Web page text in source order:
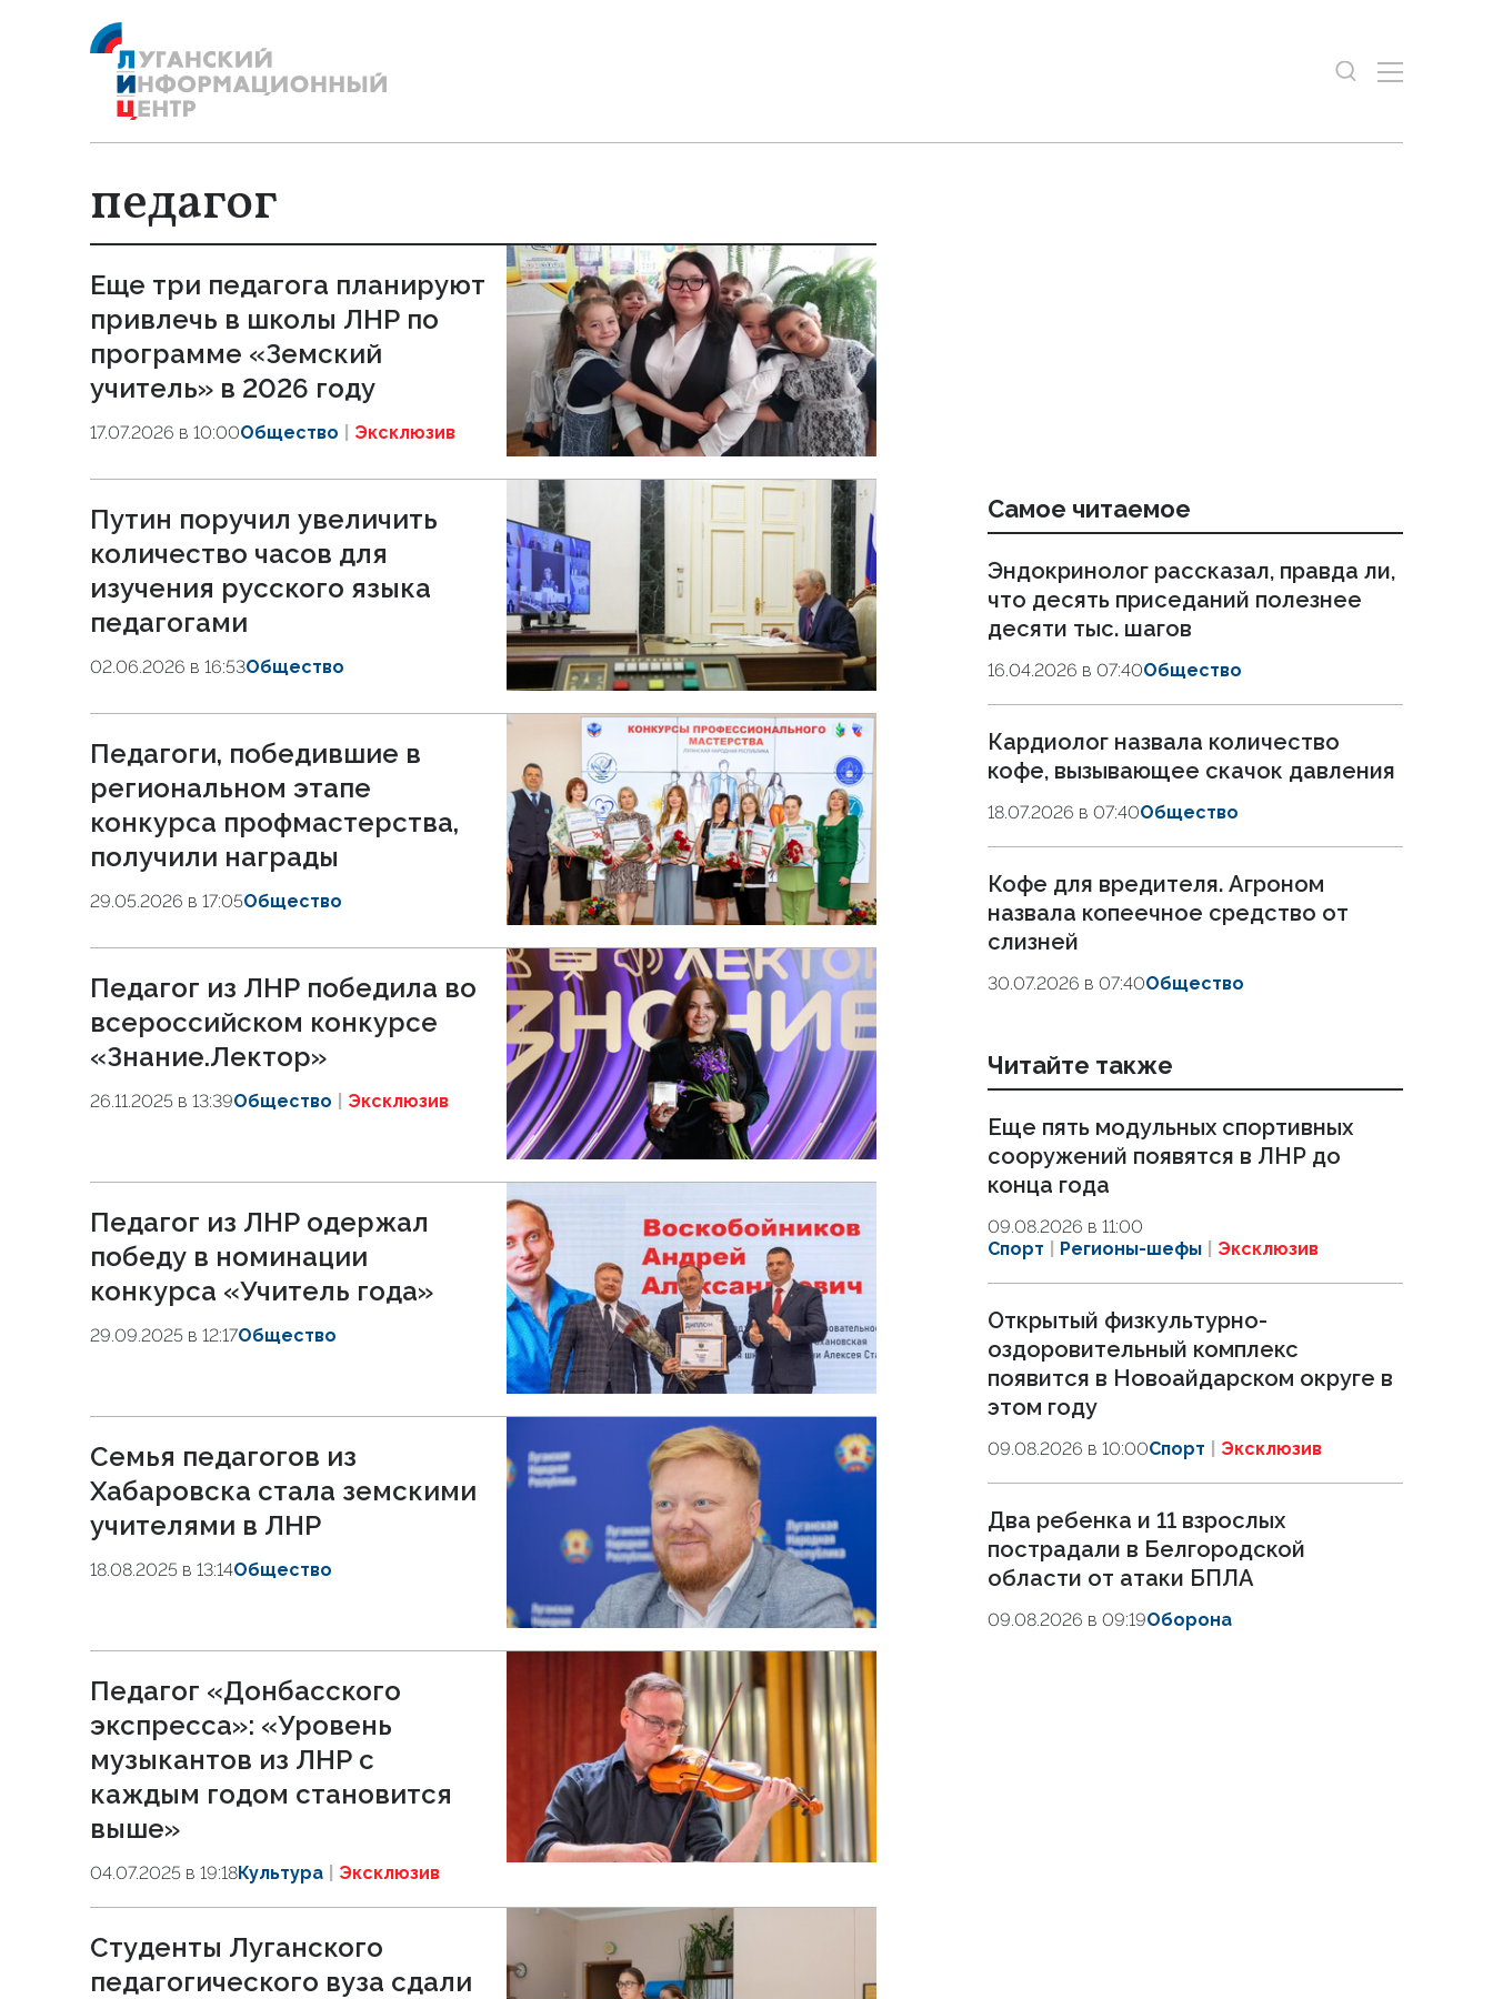
педагог
Еще три педагога планируют
привлечь в школы ЛНР по
программе «Земский
учитель» в 2026 году
17.07.2026 в 10:00Общество Эксклюзив
Путин поручил увеличить
количество часов для
изучения русского языка
педагогами
02.06.2026 в 16:53Общество
Педагоги, победившие в
региональном этапе
конкурса профмастерства,
получили награды
29.05.2026 в 17:05Общество
Педагог из ЛНР победила во
всероссийском конкурсе
«Знание.Лектор»
26.11.2025 в 13:39Общество Эксклюзив
Педагог из ЛНР одержал
победу в номинации
конкурса «Учитель года»
29.09.2025 в 12:17Общество
Семья педагогов из
Хабаровска стала земскими
учителями в ЛНР
18.08.2025 в 13:14Общество
Педагог «Донбасского
экспресса»: «Уровень
музыкантов из ЛНР с
каждым годом становится
выше»
04.07.2025 в 19:18Культура Эксклюзив
Студенты Луганского
педагогического вуза сдали
Самое читаемое
Эндокринолог рассказал, правда ли,
что десять приседаний полезнее
десяти тыс. шагов
16.04.2026 в 07:40Общество
Кардиолог назвала количество
кофе, вызывающее скачок давления
18.07.2026 в 07:40Общество
Кофе для вредителя. Агроном
назвала копеечное средство от
слизней
30.07.2026 в 07:40Общество
Читайте также
Еще пять модульных спортивных
сооружений появятся в ЛНР до
конца года
09.08.2026 в 11:00
Спорт
Регионы-шефы Эксклюзив
Открытый физкультурно-
оздоровительный комплекс
появится в Новоайдарском округе в
этом году
09.08.2026 в 10:00Спорт Эксклюзив
Два ребенка и 11 взрослых
пострадали в Белгородской
области от атаки БПЛА
09.08.2026 в 09:19Оборона